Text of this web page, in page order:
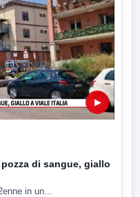
▶
di sangue, giallo
in un...